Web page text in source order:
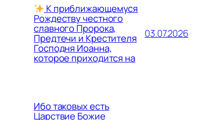
К приближающемуся
Рождеству честного
славного Пророка,
Предтечи и Крестителя
Господня Иоанна,
которое приходится на
03.07.2026
Ибо таковых есть
Царствие Божие